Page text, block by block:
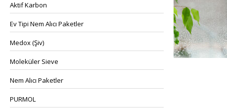
Aktif Karbon
Ev Tipi Nem Alıcı Paketler
Medox (Şiv)
Moleküler Sieve
Nem Alıcı Paketler
PURMOL